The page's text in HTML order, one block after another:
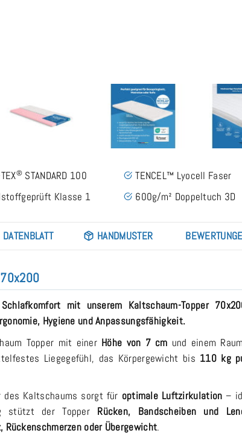
® STANDARD 100
Klasse 1
TENCEL™ Lyocell Faser
600g/m² Doppeltuch 3D
DATENBLATT HANDMUSTER
mit unserem Kaltschaum-Topper
Hygiene und Anpassungsfähigkeit.
Topper mit einer Höhe von 7 cm und einem
Liegegefühl, das Körpergewicht bis 110 kg
des Kaltschaums sorgt für optimale Luftzirkulation –
stützt der Topper Rücken, Bandscheiben und
Rückenschmerzen oder Übergewicht.